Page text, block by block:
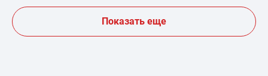
Показать еще